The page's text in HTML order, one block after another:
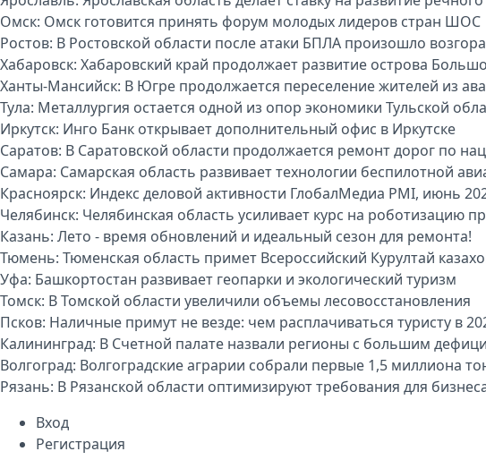
Омск: Омск готовится принять форум молодых лидеров стран ШОС
Ростов: В Ростовской области после атаки БПЛА произошло
Хабаровск: Хабаровский край продолжает развитие острова
Ханты-Мансийск: В Югре продолжается переселение жителей из
Тула: Металлургия остается одной из опор экономики Тульской
Иркутск: Инго Банк открывает дополнительный офис в Иркутске
Саратов: В Саратовской области продолжается ремонт дорог по
Самара: Самарская область развивает технологии беспилотной
Красноярск: Индекс деловой активности ГлобалМедиа PMI, июнь
Челябинск: Челябинская область усиливает курс на роботизацию
Казань: Лето - время обновлений и идеальный сезон для ремонта!
Тюмень: Тюменская область примет Всероссийский Курултай
Уфа: Башкортостан развивает геопарки и экологический туризм
Томск: В Томской области увеличили объемы лесовосстановления
Псков: Наличные примут не везде: чем расплачиваться туристу в
Калининград: В Счетной палате назвали регионы с большим
Волгоград: Волгоградские аграрии собрали первые 1,5 миллиона
Рязань: В Рязанской области оптимизируют требования для
Вход
Регистрация